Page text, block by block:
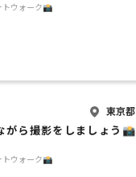
トウォーク📸
東京都
がら撮影をしましょう📸
トウォーク📸